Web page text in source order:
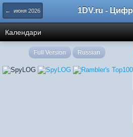
← июня 2026
Календари
Full Version Russian